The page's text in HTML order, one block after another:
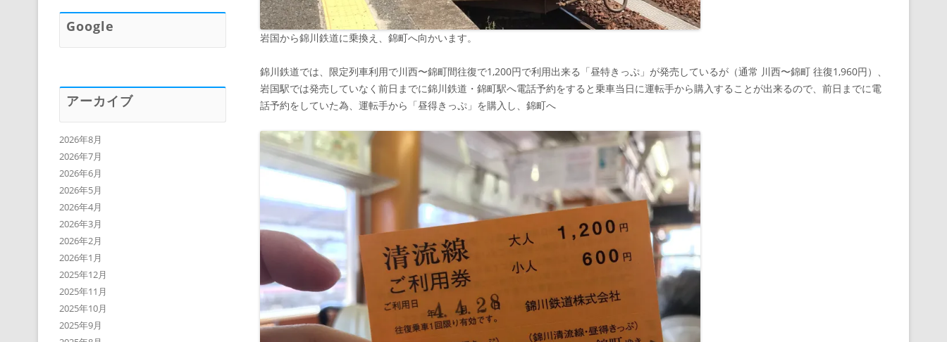
岩国から錦川鉄道に乗換え、錦町へ向かいます。
錦川鉄道では、限定列車利用で川西〜錦町間往復で1,200円で利用出来る「昼特きっぷ」が発売しているが（通常 川西〜錦町 往復1,960円）、
岩国駅では発売していなく前日までに錦川鉄道・錦町駅へ電話予約をすると乗車当日に運転手から購入することが出来るので、前日までに電
話予約をしていた為、運転手から「昼得きっぷ」を購入し、錦町へ
Google
アーカイブ
2026年8月
2026年7月
2026年6月
2026年5月
2026年4月
2026年3月
2026年2月
2026年1月
2025年12月
2025年11月
2025年10月
2025年9月